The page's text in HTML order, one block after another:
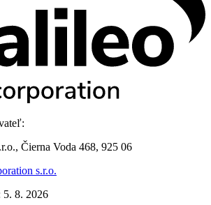
Čierna Voda 468, 925 06
s.r.o.
5. 8. 2026